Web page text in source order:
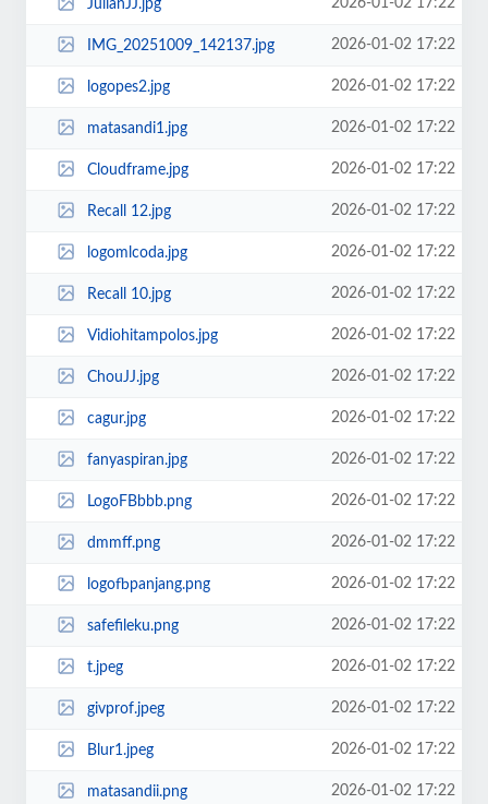
JulianJJ.jpg 2026-01-02 17:22
IMG_20251009_142137.jpg 2026-01-02 17:22
logopes2.jpg 2026-01-02 17:22
matasandi1.jpg 2026-01-02 17:22
Cloudframe.jpg 2026-01-02 17:22
Recall 12.jpg 2026-01-02 17:22
logomlcoda.jpg 2026-01-02 17:22
Recall 10.jpg 2026-01-02 17:22
Vidiohitampolos.jpg 2026-01-02 17:22
ChouJJ.jpg 2026-01-02 17:22
cagur.jpg 2026-01-02 17:22
fanyaspiran.jpg 2026-01-02 17:22
LogoFBbbb.png 2026-01-02 17:22
dmmff.png 2026-01-02 17:22
logofbpanjang.png 2026-01-02 17:22
safefileku.png 2026-01-02 17:22
t.jpeg 2026-01-02 17:22
givprof.jpeg 2026-01-02 17:22
Blur1.jpeg 2026-01-02 17:22
matasandii.png 2026-01-02 17:22